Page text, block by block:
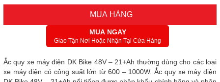
MUA HÀNG
MUA NGAY
Giao Tận Nơi Hoặc Nhận Tại Cửa Hàng
Ắc quy xe máy điện DK Bike 48V – 21+Ah thường dùng cho các loại
xe máy điện có công suất lớn từ 600 – 1000W. Ắc quy xe máy điện